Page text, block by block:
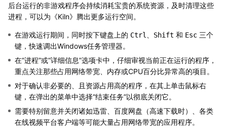
后台运行的非游戏程序会持续消耗宝贵的系统资源，及时清理这些
进程，可以为《Kiln》腾出更多运行空间。
在游戏运行期间，同时按下键盘上的 Ctrl Shift 和 Esc 三个
键，快速调出Windows任务管理器。
在“进程”或“详细信息”选项卡中，仔细审视当前正在运行的程序，
重点关注那些占用网络带宽、内存或CPU百分比异常高的项目。
对于确认非必要的、且资源占用高的程序，在其上单击鼠标右
键，在弹出的菜单中选择“结束任务”以彻底关闭它。
需要特别留意并关闭诸如迅雷、百度网盘（高速下载时）、各类
在线视频平台客户端等可能大量占用网络带宽的应用程序。